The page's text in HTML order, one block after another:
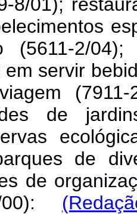
(5611-2/
servir
de
de
de
00):